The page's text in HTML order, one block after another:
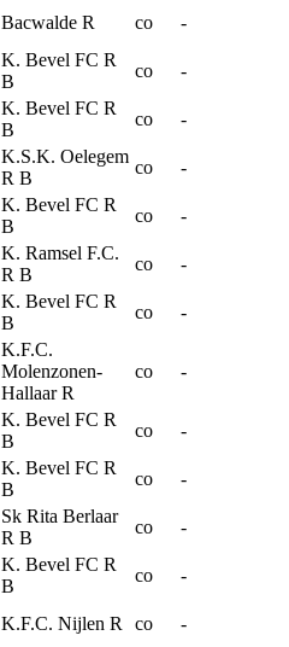
Bacwalde R co -
K. Bevel FC R
B
co -
K. Bevel FC R
B
co -
K.S.K. Oelegem
R B
co -
K. Bevel FC R
B
co -
K. Ramsel F.C.
R B
co -
K. Bevel FC R
B
co -
K.F.C.
Molenzonen-
Hallaar R
co -
K. Bevel FC R
B
co -
K. Bevel FC R
B
co -
Sk Rita Berlaar
R B
co -
K. Bevel FC R
B
co -
K.F.C. Nijlen R co -